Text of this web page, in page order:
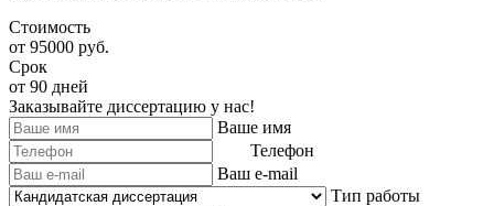
Стоимость
от 95000 руб.
Срок
от 90 дней
Заказывайте диссертацию у нас!
Ваше имя
Телефон
Ваш e-mail
Тип работы